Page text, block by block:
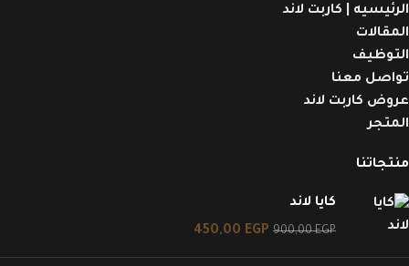
الرئيسيه | كاربت لاند
المقالات
التوظيف
تواصل معنا
عروض كاربت لاند
المتجر
منتجاتنا
كايا لاند
900,00EGP
450,00 EGP